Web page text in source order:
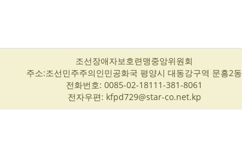
조선장애자보호련맹중앙위원회
주소:조선민주주의인민공화국 평양시 대동강구역 문흥2동
전화번호: 0085-02-18111-381-8061
전자우편: kfpd729@star-co.net.kp